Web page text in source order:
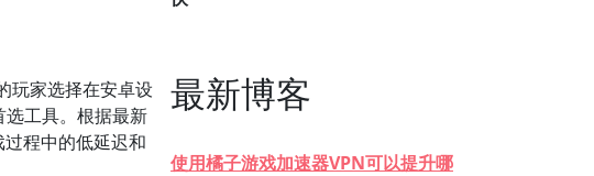
玩家选择在安卓设
工具。根据最新
程中的低延迟和
最新博客
使用橘子游戏加速器VPN可以提升哪